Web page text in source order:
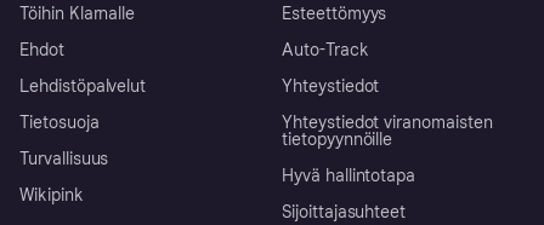
Töihin Klarnalle
Ehdot
Lehdistöpalvelut
Tietosuoja
Turvallisuus
Wikipink
Esteettömyys
Auto-Track
Yhteystiedot
Yhteystiedot viranomaisten
tietopyynnöille
Hyvä hallintotapa
Sijoittajasuhteet